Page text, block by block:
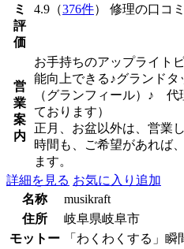
ミ
評
価
4.9（376件） 修理の口コ
営
業
案
内
お手持ちのアップライト
能向上できる♪グランドタ
（グランフィール）♪ 代
ております）
正月、お盆以外は、営業
時間も、ご希望があれば
ます。
詳細を見る お気に入り追加
名称
musikraft
住所
岐阜県岐阜市
モットー
「わくわくする」瞬